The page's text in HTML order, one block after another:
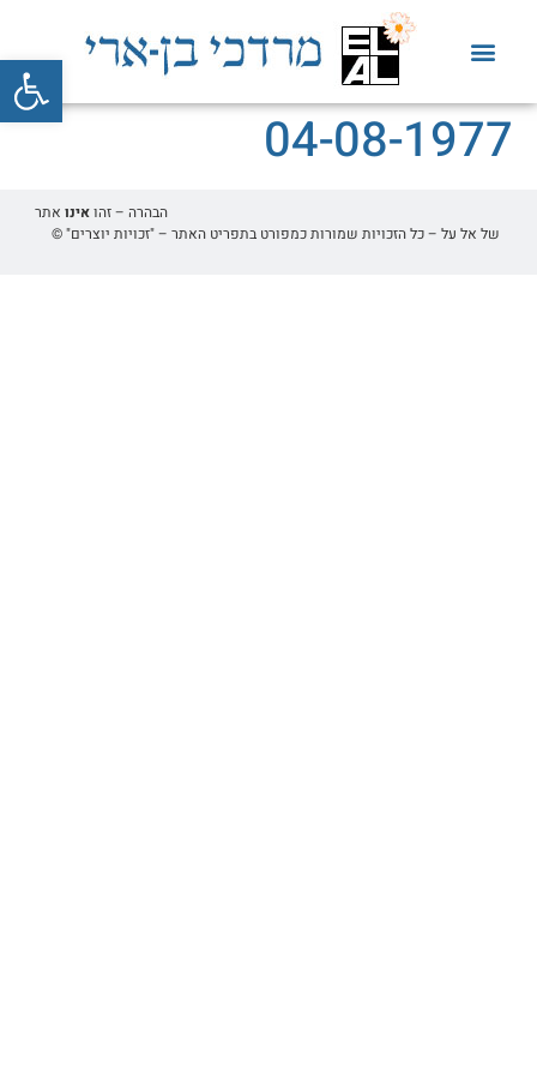
פתח
04-08-1977
הבהרה – זהואינו אתר
של אל על – כל הזכויות שמורות כמפורט בתפריט האתר – "זכויות יוצרים" ©